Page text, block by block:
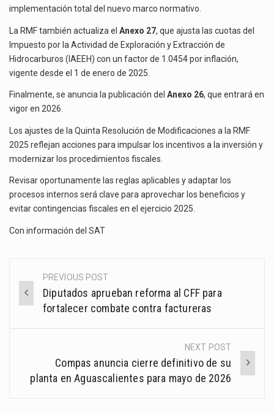
implementación total del nuevo marco normativo.
La RMF también actualiza el Anexo 27, que ajusta las cuotas del
Impuesto por la Actividad de Exploración y Extracción de
Hidrocarburos (IAEEH) con un factor de 1.0454 por inflación,
vigente desde el 1 de enero de 2025.
Finalmente, se anuncia la publicación del Anexo 26, que entrará en
vigor en 2026.
Los ajustes de la Quinta Resolución de Modificaciones a la RMF
2025 reflejan acciones para impulsar los incentivos a la inversión y
modernizar los procedimientos fiscales.
Revisar oportunamente las reglas aplicables y adaptar los
procesos internos será clave para aprovechar los beneficios y
evitar contingencias fiscales en el ejercicio 2025.
Con información del SAT
Post
navigation
PREVIOUS POST
Diputados aprueban reforma al CFF para
fortalecer combate contra factureras
NEXT POST
Compas anuncia cierre definitivo de su
planta en Aguascalientes para mayo de 2026